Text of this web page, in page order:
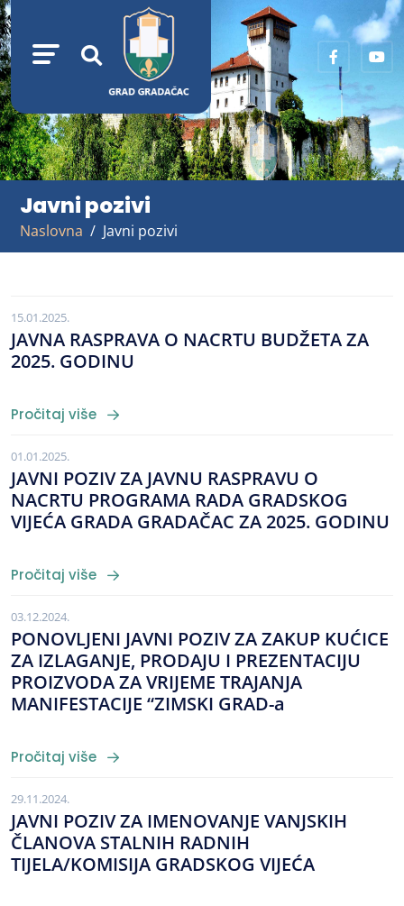
Javni pozivi
Naslovna Javni pozivi
15.01.2025.
JAVNA RASPRAVA O NACRTU BUDŽETA ZA
2025. GODINU
Pročitaj više
01.01.2025.
JAVNI POZIV ZA JAVNU RASPRAVU O
NACRTU PROGRAMA RADA GRADSKOG
VIJEĆA GRADA GRADAČAC ZA 2025. GODINU
Pročitaj više
03.12.2024.
PONOVLJENI JAVNI POZIV ZA ZAKUP KUĆICE
ZA IZLAGANJE, PRODAJU I PREZENTACIJU
PROIZVODA ZA VRIJEME TRAJANJA
MANIFESTACIJE “ZIMSKI GRAD-a
Pročitaj više
29.11.2024.
JAVNI POZIV ZA IMENOVANJE VANJSKIH
ČLANOVA STALNIH RADNIH
TIJELA/KOMISIJA GRADSKOG VIJEĆA